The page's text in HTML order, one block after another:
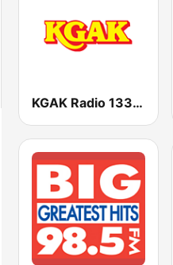
KGAK Radio 1330 AM